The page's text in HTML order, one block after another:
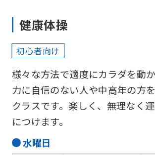
健康体操
初心者向け
様々な方法で適度にカラダを動
力に自信のない人や中高年の方
クラスです。楽しく、無理なく
につけます。
水曜日
Central
Sports
official
website